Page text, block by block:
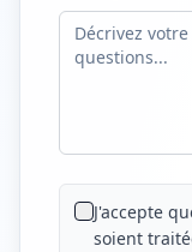
J'accepte
soient